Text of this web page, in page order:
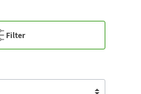
Filter